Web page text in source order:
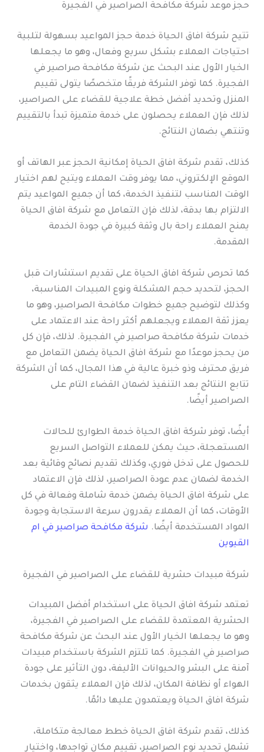
حجز موعد شركة مكافحة الصراصير في الفجيرة
تتيح شركة افاق الحياة خدمة حجز المواعيد بسهولة لتلبية
احتياجات العملاء بشكل سريع وفعال، وهو ما يجعلها
الخيار الأول عند البحث عن شركة مكافحة صراصير في
الفجيرة. كما توفر الشركة فريقًا متخصصًا يتولى تقييم
المنزل وتحديد أفضل خطة علاجية للقضاء على الصراصير،
لذلك فإن العملاء يحصلون على خدمة متميزة تبدأ بالتقييم
وتنتهي بضمان النتائج.
كذلك، تقدم شركة افاق الحياة إمكانية الحجز عبر الهاتف أو
الموقع الإلكتروني، مما يوفر وقت العملاء ويتيح لهم اختيار
الوقت المناسب لتنفيذ الخدمة، كما أن جميع المواعيد يتم
الالتزام بها بدقة، لذلك فإن التعامل مع شركة افاق الحياة
يمنح العملاء راحة بال وثقة كبيرة في جودة الخدمة
المقدمة.
كما تحرص شركة افاق الحياة على تقديم استشارات قبل
الحجز، لتحديد حجم المشكلة ونوع المبيدات المناسبة،
وكذلك لتوضيح جميع خطوات مكافحة الصراصير، وهو ما
يعزز ثقة العملاء ويجعلهم أكثر راحة عند الاعتماد على
خدمات شركة مكافحة صراصير في الفجيرة. لذلك، فإن كل
من يحجز موعدًا مع شركة افاق الحياة يضمن التعامل مع
فريق محترف وذو خبرة عالية في هذا المجال، كما أن الشركة
تتابع النتائج بعد التنفيذ لضمان القضاء التام على
الصراصير أيضًا.
أيضًا، توفر شركة افاق الحياة خدمة الطوارئ للحالات
المستعجلة، حيث يمكن للعملاء التواصل السريع
للحصول على تدخل فوري، وكذلك تقديم نصائح وقائية بعد
الخدمة لضمان عدم عودة الصراصير، لذلك فإن الاعتماد
على شركة افاق الحياة يضمن خدمة شاملة وفعالة في كل
الأوقات، كما أن العملاء يقدرون سرعة الاستجابة وجودة
المواد المستخدمة أيضًا. شركة مكافحة صراصير في ام
القيوين
شركة مبيدات حشرية للقضاء على الصراصير في الفجيرة
تعتمد شركة افاق الحياة على استخدام أفضل المبيدات
الحشرية المعتمدة للقضاء على الصراصير في الفجيرة،
وهو ما يجعلها الخيار الأول عند البحث عن شركة مكافحة
صراصير في الفجيرة. كما تلتزم الشركة باستخدام مبيدات
آمنة على البشر والحيوانات الأليفة، دون التأثير على جودة
الهواء أو نظافة المكان، لذلك فإن العملاء يثقون بخدمات
شركة افاق الحياة ويعتمدون عليها دائمًا.
كذلك، تقدم شركة افاق الحياة خطط معالجة متكاملة،
تشمل تحديد نوع الصراصير، تقييم مكان تواجدها، واختيار